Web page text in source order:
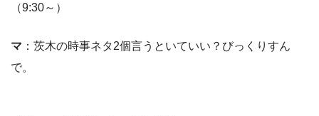
（9:30～）
マ ：茨木の時事ネタ2個言うといていい？びっくりすん
で。